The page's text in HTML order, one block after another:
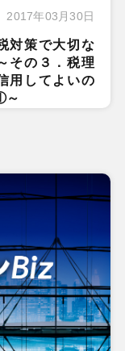
2017年03月30日
対策で大切な
その３．税理
用してよいの
～